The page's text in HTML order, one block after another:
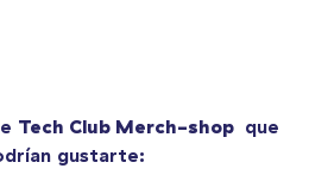
Tech Club Merch-shop que
gustarte: